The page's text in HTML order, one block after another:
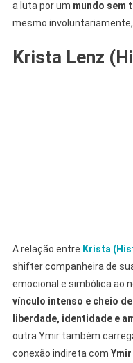
a luta por um mundo sem
mesmo involuntariamente,
Krista Lenz
A relação entre Krista
shifter companheira de
emocional e simbólica ao
vínculo intenso e cheio
liberdade, identidade e
outra Ymir também
conexão indireta com